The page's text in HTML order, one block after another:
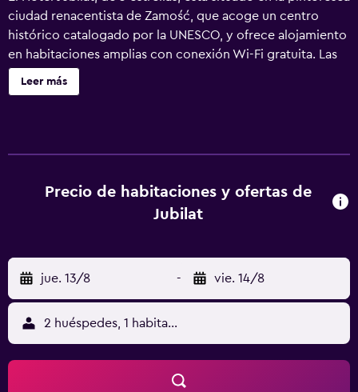
ciudad renacentista de Zamość, que acoge un centro
histórico catalogado por la UNESCO, y ofrece alojamiento
en habitaciones amplias con conexión Wi-Fi gratuita. Las
habitaciones del Jubilat están equipadas con suelo de
moqueta, TV con canales vía satélite, armario y baño con
hay un bar que sirve bebidas y cafés. En el vestíbulo hay
un ordenador con conexión a internet. El hotel alberga un
farmacia y una sala de juegos. La estación de tren de
Zamość está situada a 2,2 km, y el centro histórico se
encuentra a 2 km del Hotel Jubilat.
Leer más
Precio de habitaciones y ofertas de
Jubilat
jue. 13/8 - vie. 14/8
2 huéspedes, 1 habitación